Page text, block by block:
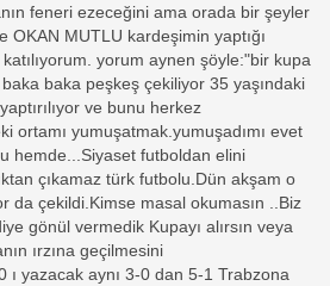
feneri ezeceğini ama orada bir şeyler
OKAN MUTLU kardeşimin yaptığı
yorum aynen şöyle:"bir kupa
baka peşkeş çekiliyor 35 yaşındaki
ve bunu herkez
ortamı yumuşatmak.yumuşadımı evet
hemde...Siyaset futboldan elini
çıkamaz türk futbolu.Dün akşam o
da çekildi.Kimse masal okumasın ..Biz
gönül vermedik Kupayı alırsın veya
ırzına geçilmesini
ı yazacak aynı 3-0 dan 5-1 Trabzona